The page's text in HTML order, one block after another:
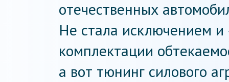
отечественных
Не стала исключением и
комплектации
а вот тюнинг силового